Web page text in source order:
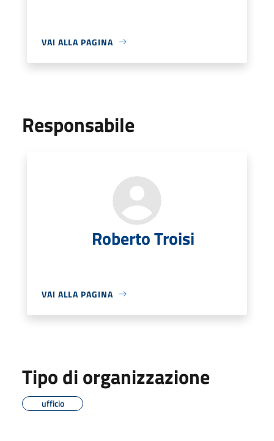
VAI ALLA PAGINA
Responsabile
Roberto Troisi
VAI ALLA PAGINA
Tipo di organizzazione
ufficio